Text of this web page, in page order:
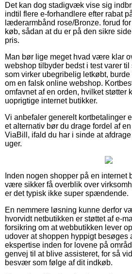
Det kan dog stadigvæk vise sig
indtil flere e-forhandlere efter rabat
læderarmbånd rose/Bronze. forud
køb, sådan at du er på den sikre
pris.
Man bør lige meget hvad være klar
webshop tilbyder bedst i test varer
som virker ubegribelig letkøbt,
om en falsk online webshop.
omfavnet af en orden, hvilket støtter
uoprigtige internet butikker.
Vi anbefaler generelt kortbetalinger
et alternativ bør du drage fordel af
ViaBill, ifald du har i sinde at
uger.
Inden nogen shopper på en internet
være sikker få overblik over
er det typisk ikke super spændende.
En nemmere løsning kunne derfor
hvorvidt netbutikken er støttet af e-
forsikring om at webbutikken lever
udover at shoppen hyppigt besøges
ekspertise inden for lovene på
genvej til at blive assisteret, for så
besvær som følge af dit indkøb.